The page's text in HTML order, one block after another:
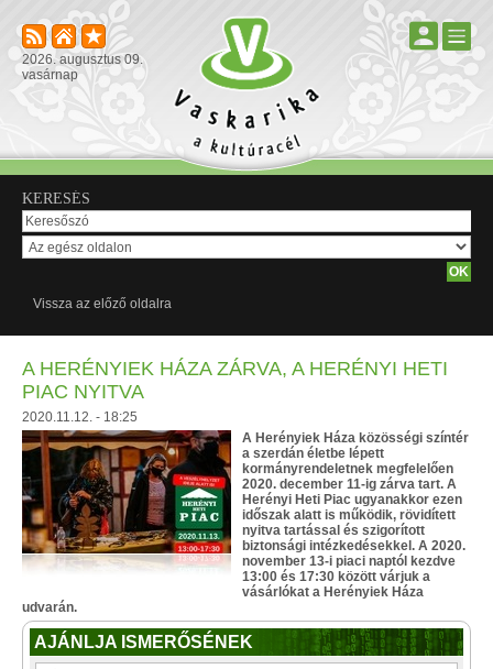
2026. augusztus 09.
vasárnap
KERESÉS
Vissza az előző oldalra
A HERÉNYIEK HÁZA ZÁRVA, A HERÉNYI HETI
PIAC NYITVA
2020.11.12. - 18:25
A Herényiek Háza közösségi színtér
a szerdán életbe lépett
kormányrendeletnek megfelelően
2020. december 11-ig zárva tart. A
Herényi Heti Piac ugyanakkor ezen
időszak alatt is működik, rövidített
nyitva tartással és szigorított
biztonsági intézkedésekkel. A 2020.
november 13-i piaci naptól kezdve
13:00 és 17:30 között várjuk a
vásárlókat a Herényiek Háza
udvarán.
AJÁNLJA ISMERŐSÉNEK